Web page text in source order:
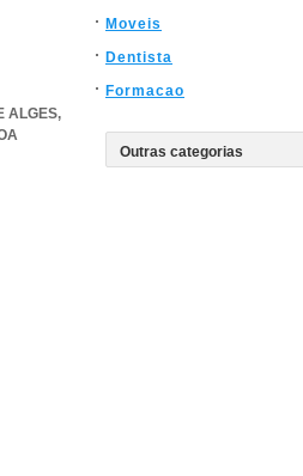
ALGES,
Moveis
Dentista
Formacao